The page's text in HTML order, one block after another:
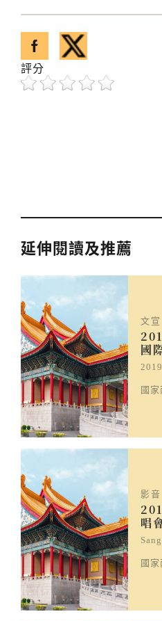
分享至facebook
分享至twitter
已複製引用網址！
評分
延伸閱讀及推薦
文宣
國
國
影音
唱
國